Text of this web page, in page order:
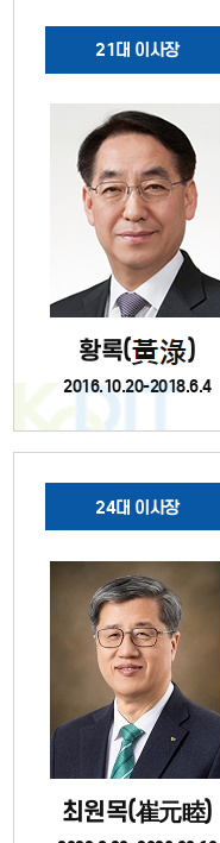
21대 이사장
황록( )
2016.10.20-2018.6.4
24대 이사장
최원목(崔元睦)